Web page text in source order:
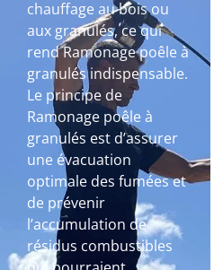
chauffage au bois ou
aux granulés, ce qui
rend Ramonage poêle à
granulés indispensable.
Le principe de
Ramonage poêle à
granulés est d’assurer
une évacuation
optimale des fumées et
de prévenir
l’accumulation de
résidus combustibles